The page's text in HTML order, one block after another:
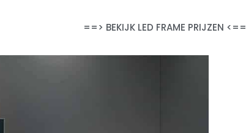
==> BEKIJK LED FRAME PRIJZEN <==